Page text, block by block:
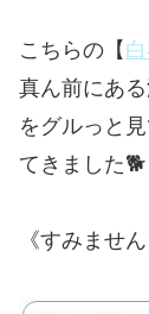
こちらの【
真ん前にあ
をグルっと
てきました🐕
《すみませ